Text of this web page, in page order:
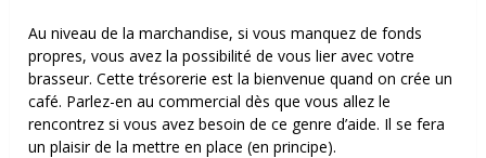
Au niveau de la marchandise, si vous manquez de fonds
propres, vous avez la possibilité de vous lier avec votre
brasseur. Cette trésorerie est la bienvenue quand on crée un
café. Parlez-en au commercial dès que vous allez le
rencontrez si vous avez besoin de ce genre d’aide. Il se fera
un plaisir de la mettre en place (en principe).